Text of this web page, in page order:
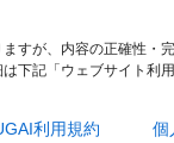
すが、内容の正確性
下記「ウェブサイト利
利用規約 個